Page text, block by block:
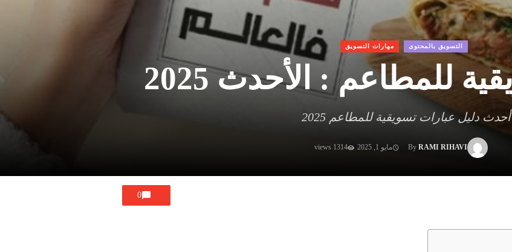
التسويق بالمحتوى مهارات التسويق
للمطاعم : الأحدث 2025
أحدث دليل عبارات تسويقية للمطاعم 2025
By RAMI RIHAVI مايو 1, 2025 1314 views
0